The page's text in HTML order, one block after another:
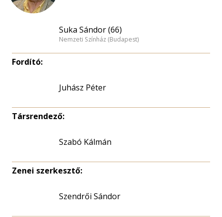
Suka Sándor (66)
Nemzeti Színház (Budapest)
Fordító:
Juhász Péter
Társrendező:
Szabó Kálmán
Zenei szerkesztő:
Szendrői Sándor